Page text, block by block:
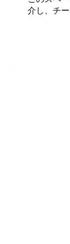
介し、チ